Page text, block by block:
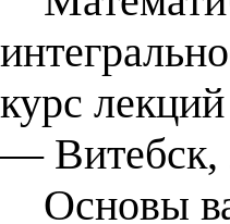
курс
— Витебск,
Основы